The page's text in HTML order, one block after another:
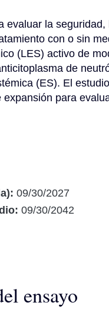
evaluar la
con o sin
(LES) activo de
de
(ES). El
para
09/30/2027
09/30/2042
ensayo